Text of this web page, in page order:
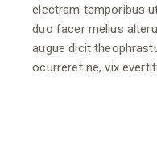
electram temporibus
duo facer melius
augue dicit
ocurreret ne, vix